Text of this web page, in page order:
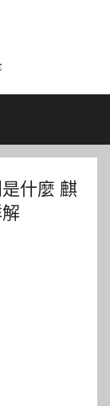
什麼 麒